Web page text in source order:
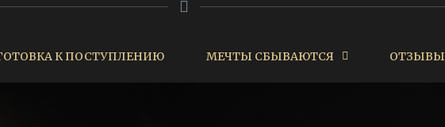
К ПОСТУПЛЕНИЮ МЕЧТЫ СБЫВАЮТСЯ ОТЗЫВЫ